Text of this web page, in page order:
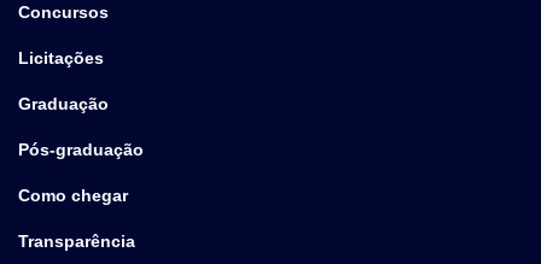
Concursos
Licitações
Graduação
Pós-graduação
Como chegar
Transparência